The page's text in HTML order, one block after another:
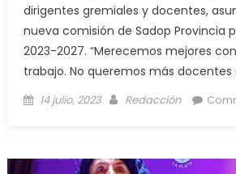
dirigentes gremiales y docentes,
nueva comisión de Sadop Provincia
2023-2027. “Merecemos mejores
trabajo. No queremos más docentes
14 julio, 2023 Redacción